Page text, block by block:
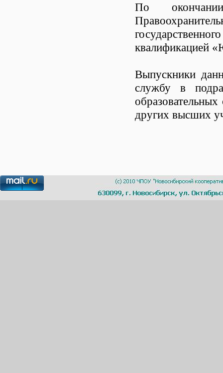
По
квалификацией
Выпускники
службу в
других высших